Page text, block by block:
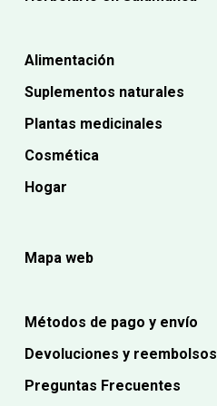
Alimentación
Suplementos naturales
Plantas medicinales
Cosmética
Hogar
Mapa web
Métodos de pago y envío
Devoluciones y reembolsos
Preguntas Frecuentes